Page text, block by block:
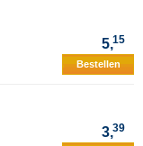
5,15
Bestellen
3,39